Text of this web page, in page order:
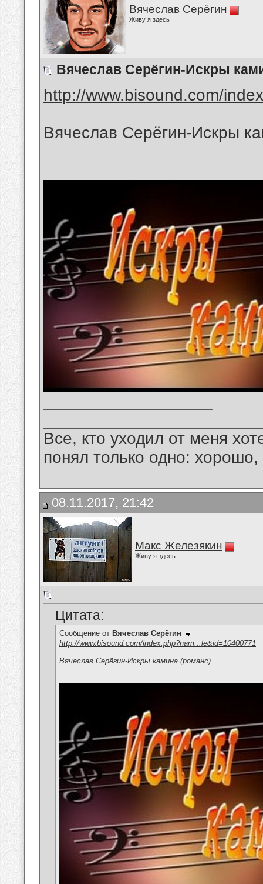
Вячеслав Серёгин
Живу я здесь
Вячеслав Серёгин-Искры
http://www.bisound.com/
Вячеслав Серёгин-Искры
Все, кто уходил от меня
понял только одно:
08.11.2017, 21:42
Макс Железякин
Живу я здесь
Цитата:
Сообщение от Вячеслав Серёгин
http://www.bisound.com/index.php?nam...le&id=10400771
Вячеслав Серёгин-Искры камина (романс)